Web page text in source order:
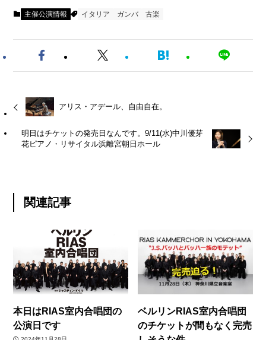
主催公演情報 イタリア ガンバ 古楽
アリス・アデール、自由自在。
明日はチケットの発売日なんです。9/11(水)中川優芽
花ピアノ・リサイタル浜離宮朝日ホール
関連記事
本日はRIAS室内合唱団の
公演日です
ベルリンRIAS室内合唱団
のチケットが間もなく完売